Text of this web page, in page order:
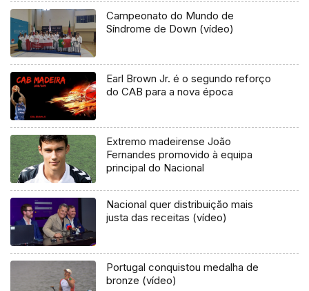
Campeonato do Mundo de
Síndrome de Down (vídeo)
Earl Brown Jr. é o segundo reforço
do CAB para a nova época
Extremo madeirense João
Fernandes promovido à equipa
principal do Nacional
Nacional quer distribuição mais
justa das receitas (vídeo)
Portugal conquistou medalha de
bronze (vídeo)